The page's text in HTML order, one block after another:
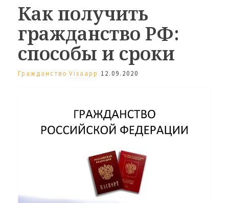
Как получить
гражданство РФ:
способы и сроки
Гражданство Visaapp 12.09.2020